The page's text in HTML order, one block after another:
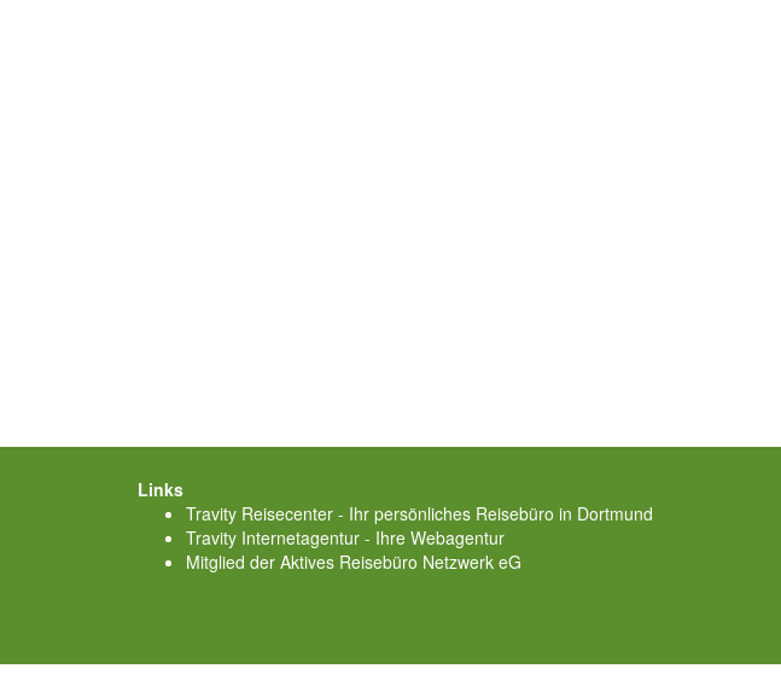
Links
Travity Reisecenter - Ihr persönliches Reisebüro in Dortmund
Travity Internetagentur - Ihre Webagentur
Mitglied der Aktives Reisebüro Netzwerk eG